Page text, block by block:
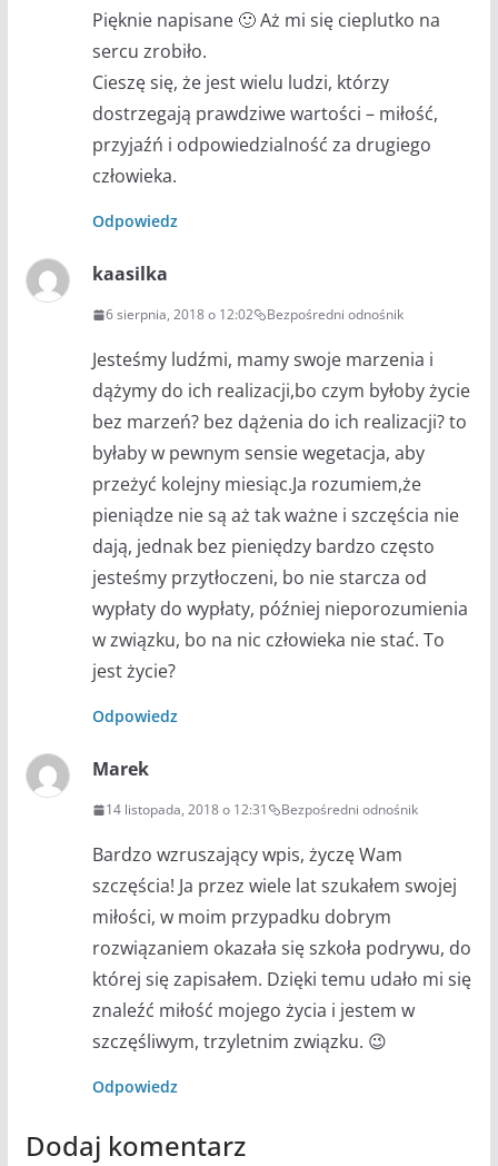
Pięknie napisane 🙂 Aż mi się cieplutko na
sercu zrobiło.
Cieszę się, że jest wielu ludzi, którzy
dostrzegają prawdziwe wartości – miłość,
przyjaźń i odpowiedzialność za drugiego
człowieka.
Odpowiedz
kaasilka
6 sierpnia, 2018 o 12:02 Bezpośredni odnośnik
Jesteśmy ludźmi, mamy swoje marzenia i
dążymy do ich realizacji,bo czym byłoby życie
bez marzeń? bez dążenia do ich realizacji? to
byłaby w pewnym sensie wegetacja, aby
przeżyć kolejny miesiąc.Ja rozumiem,że
pieniądze nie są aż tak ważne i szczęścia nie
dają, jednak bez pieniędzy bardzo często
jesteśmy przytłoczeni, bo nie starcza od
wypłaty do wypłaty, później nieporozumienia
w związku, bo na nic człowieka nie stać. To
jest życie?
Odpowiedz
Marek
14 listopada, 2018 o 12:31 Bezpośredni odnośnik
Bardzo wzruszający wpis, życzę Wam
szczęścia! Ja przez wiele lat szukałem swojej
miłości, w moim przypadku dobrym
rozwiązaniem okazała się szkoła podrywu, do
której się zapisałem. Dzięki temu udało mi się
znaleźć miłość mojego życia i jestem w
szczęśliwym, trzyletnim związku. 😉
Odpowiedz
Dodaj komentarz